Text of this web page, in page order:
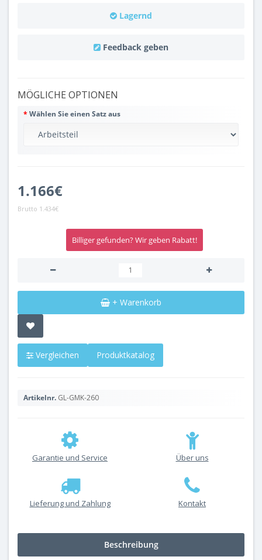
Lagernd
Feedback geben
MÖGLICHE OPTIONEN
Wählen Sie einen Satz aus
1.166€
Brutto 1.434€
Billiger gefunden? Wir geben Rabatt!
+ Warenkorb
Vergleichen Produktkatalog
Artikelnr. GL-GMK-260
Garantie und Service Über uns
Lieferung und Zahlung Kontakt
Beschreibung